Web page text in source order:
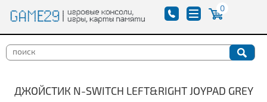
0
ДЖОЙСТИК N-SWITCH LEFT&RIGHT JOYPAD GREY